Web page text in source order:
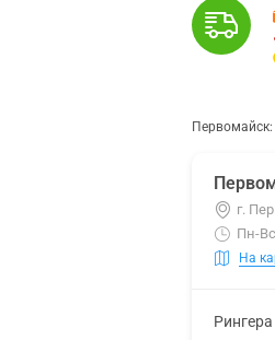
Первомайск:
г.
Пн-
На